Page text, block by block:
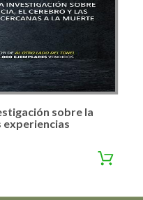
sobre la
experiencias